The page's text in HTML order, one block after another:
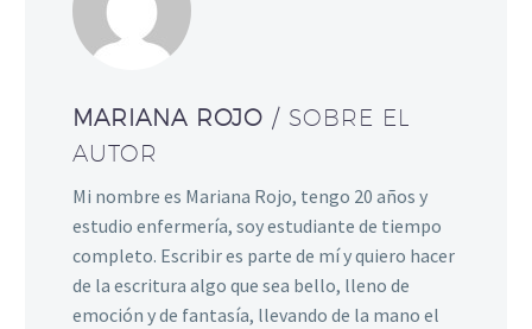
MARIANA ROJO / SOBRE EL
AUTOR
Mi nombre es Mariana Rojo, tengo 20 años y
estudio enfermería, soy estudiante de tiempo
completo. Escribir es parte de mí y quiero hacer
de la escritura algo que sea bello, lleno de
emoción y de fantasía, llevando de la mano el